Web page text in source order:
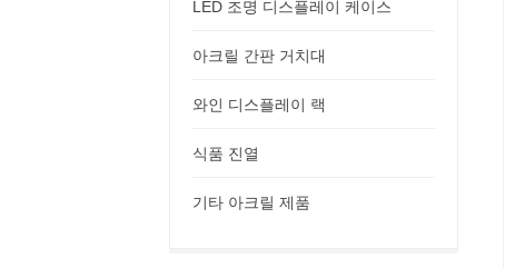
LED 조명 디스플레이 케이스
아크릴 간판 거치대
와인 디스플레이 랙
식품 진열
기타 아크릴 제품